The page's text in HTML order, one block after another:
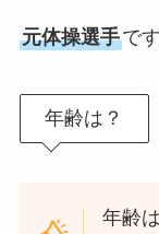
元体操選手です
年齢は？
年齢